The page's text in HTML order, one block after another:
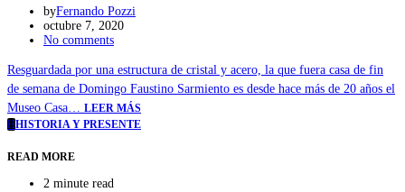
byFernando Pozzi
octubre 7, 2020
No comments
Resguardada por una estructura de cristal y acero, la que fuera casa de fin
de semana de Domingo Faustino Sarmiento es desde hace más de 20 años el
Museo Casa… LEER MÁS
HHISTORIA Y PRESENTE
READ MORE
2 minute read